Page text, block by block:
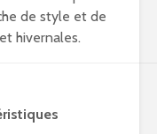
de style et de
hivernales.